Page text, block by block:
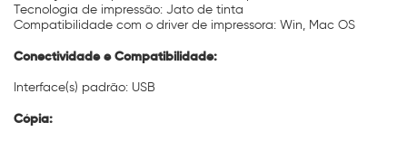
Tecnologia de impressão: Jato de tinta
Compatibilidade com o driver de impressora: Win, Mac OS
Conectividade e Compatibilidade:
Interface(s) padrão: USB
Cópia: